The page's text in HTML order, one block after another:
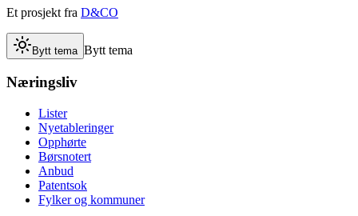
Et prosjekt fra D&CO
Bytt tema Bytt tema
Næringsliv
Lister
Nyetableringer
Opphørte
Børsnotert
Anbud
Patentsok
Fylker og kommuner